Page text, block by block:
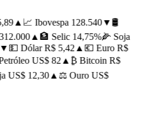
▲📈 Ibovespa 128.540▼🛢️
▲🏦 Selic 14,75%🌽 Soja
💵 Dólar R$ 5,42▲💶 Euro R$
US$ 82▲₿ Bitcoin R$
US$ 12,30▲⚖️ Ouro US$